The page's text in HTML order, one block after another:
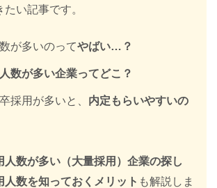
い記事です。
が多いのってやばい…？
数が多い企業ってどこ？
採用が多いと、 内定もらいやすいの
人数が多い（大量採用）企業の探し
人数を知っておくメリット も解説しま